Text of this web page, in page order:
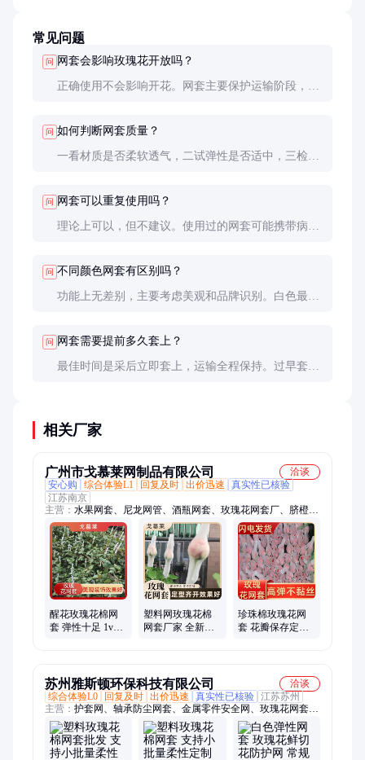
常见问题
问 网套会影响玫瑰花开放吗？
正确使用不会影响开花。网套主要保护运输阶段，到
问 如何判断网套质量？
一看材质是否柔软透气，二试弹性是否适中，三检查
问 网套可以重复使用吗？
理论上可以，但不建议。使用过的网套可能携带病
问 不同颜色网套有区别吗？
功能上无差别，主要考虑美观和品牌识别。白色最常
问 网套需要提前多久套上？
最佳时间是采后立即套上，运输全程保持。过早套上
相关厂家
广州市戈慕莱网制品有限公司
洽谈
安心购
综合体验L1 回复及时 出价迅速
真实性已核验
江苏南京
主营： 水果网套、尼龙网管、酒瓶网套、玫瑰花网套厂、脐橙网
套、仿真草坪、鲜花套子、造浪pe网套、塑料网眼袋、加密遮阳
网、泳池防晒网、圆丝遮阳网、遮阳防晒网、大姜遮阳网、楼顶
防晒网、防尘遮阳网、工地盖土网、眼影刷网套、化妆刷网套、
吊灯防护网、pe塑料保护套、新疆塑料网套、西瓜塑料网套、月
季鲜花套袋、水果蔬菜网套、塑料网套
醒花玫瑰花棉网
套 弹性十足 1v1
塑料网玫瑰花棉
网套厂家 全新料
珍珠棉玫瑰花网
套 花瓣保存定型
苏州雅斯顿环保科技有限公司
洽谈
综合体验L0
回复及时 出价迅速 真实性已核验 江苏苏州
主营： 护套网、轴承防尘网套、金属零件安全网、玫瑰花网套、
玫瑰花塑料网套、金属零件保护网、金属制品防护网、金属配件
保护网、金属工件安全网、滤芯防护钢瓶网、编织式钢瓶防护
网、金属滤芯钢瓶网、防锈金属钢瓶网、车载空气滤芯钢瓶网、